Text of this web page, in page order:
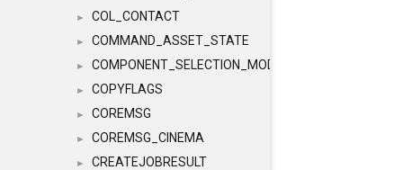
► COL_CONTACT
► COMMAND_ASSET_STATE
► COMPONENT_SELECTION_MODES
► COPYFLAGS
► COREMSG
► COREMSG_CINEMA
► CREATEJOBRESULT